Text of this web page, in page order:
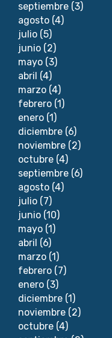
septiembre (3)
agosto (4)
julio (5)
junio (2)
mayo (3)
abril (4)
marzo (4)
febrero (1)
enero (1)
diciembre (6)
noviembre (2)
octubre (4)
septiembre (6)
agosto (4)
julio (7)
junio (10)
mayo (1)
abril (6)
marzo (1)
febrero (7)
enero (3)
diciembre (1)
noviembre (2)
octubre (4)